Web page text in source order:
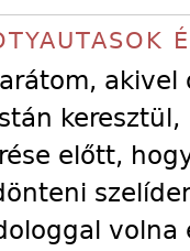
előtt,
volna